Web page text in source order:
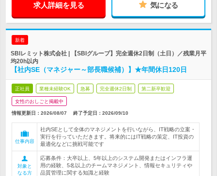
求人詳細を見る 気になる
新着
SBIレミット株式会社 | 【SBIグループ】完全週休2日制（土日）／残業月平
均20h以内
【社内SE（マネジャー～部長職候補）】★年間休日120日
正社員 業種未経験OK 急募 完全週休2日制 第二新卒歓迎
女性のおしごと掲載中
情報更新日：2026/08/07 終了予定日： 2026/09/10
仕事内容
社内SEとして全体のマネジメントを行いながら、IT戦略の立案・
実行を行っていただきます。将来的にはIT戦略の策定、IT投資の
最適化などに挑戦可能です
対象と
なる方
応募条件：大卒以上、5年以上のシステム開発またはインフラ運
用の経験、5名以上のチームマネジメント、情報セキュリティや
品質管理に関する知識と経験